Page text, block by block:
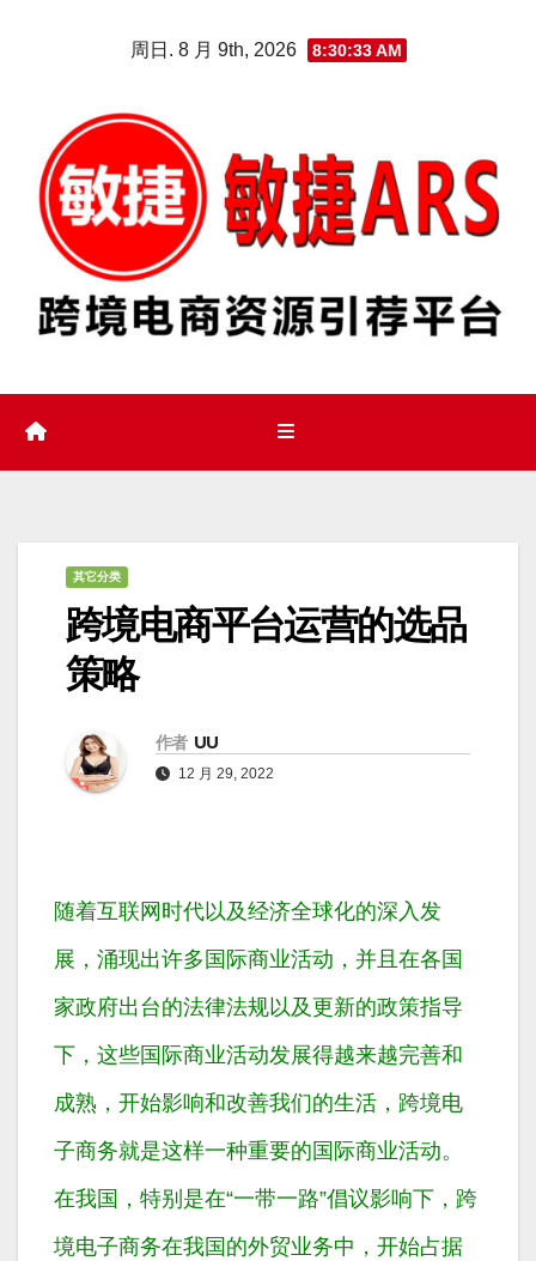
周日. 8 月 9th, 2026 8:30:34 AM
其它分类
跨境电商平台运营的选品
策略
作者 UU
12 月 29, 2022
随着互联网时代以及经济全球化的深入发
展，涌现出许多国际商业活动，并且在各国
家政府出台的法律法规以及更新的政策指导
下，这些国际商业活动发展得越来越完善和
成熟，开始影响和改善我们的生活，跨境电
子商务就是这样一种重要的国际商业活动。
在我国，特别是在“一带一路”倡议影响下，跨
境电子商务在我国的外贸业务中，开始占据